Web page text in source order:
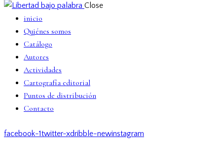
Close
inicio
Quiénes somos
Catálogo
Autores
Actividades
Cartografía editorial
Puntos de distribución
Contacto
facebook-1twitter-xdribble-newinstagram